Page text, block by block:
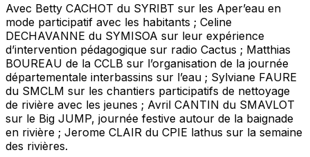
Avec Betty CACHOT du SYRIBT sur les Aper’eau en
mode participatif avec les habitants ; Celine
DECHAVANNE du SYMISOA sur leur expérience
d’intervention pédagogique sur radio Cactus ; Matthias
BOUREAU de la CCLB sur l’organisation de la journée
départementale interbassins sur l’eau ; Sylviane FAURE
du SMCLM sur les chantiers participatifs de nettoyage
de rivière avec les jeunes ; Avril CANTIN du SMAVLOT
sur le Big JUMP, journée festive autour de la baignade
en rivière ; Jerome CLAIR du CPIE lathus sur la semaine
des rivières.